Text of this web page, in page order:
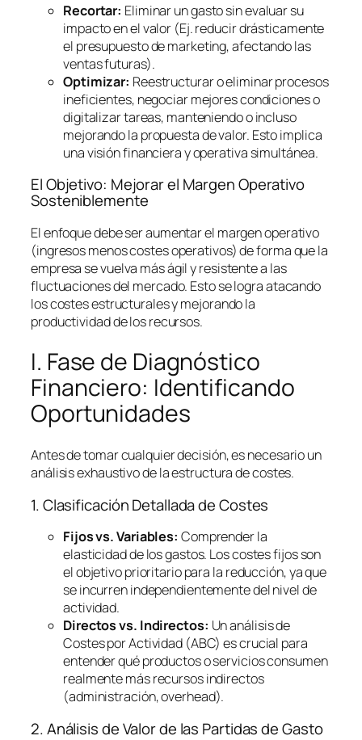
Recortar: Eliminar un gasto sin evaluar su
impacto en el valor (Ej. reducir drásticamente
el presupuesto de marketing, afectando las
ventas futuras).
Optimizar: Reestructurar o eliminar procesos
ineficientes, negociar mejores condiciones o
digitalizar tareas, manteniendo o incluso
mejorando la propuesta de valor. Esto implica
una visión financiera y operativa simultánea.
El Objetivo: Mejorar el Margen Operativo
Sosteniblemente
El enfoque debe ser aumentar el margen operativo
(ingresos menos costes operativos) de forma que la
empresa se vuelva más ágil y resistente a las
fluctuaciones del mercado. Esto se logra atacando
los costes estructurales y mejorando la
productividad de los recursos.
I. Fase de Diagnóstico
Financiero: Identificando
Oportunidades
Antes de tomar cualquier decisión, es necesario un
análisis exhaustivo de la estructura de costes.
1. Clasificación Detallada de Costes
Fijos vs. Variables: Comprender la
elasticidad de los gastos. Los costes fijos son
el objetivo prioritario para la reducción, ya que
se incurren independientemente del nivel de
actividad.
Directos vs. Indirectos: Un análisis de
Costes por Actividad (ABC) es crucial para
entender qué productos o servicios consumen
realmente más recursos indirectos
(administración,overhead).
2. Análisis de Valor de las Partidas de Gasto